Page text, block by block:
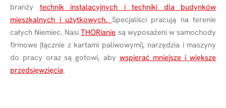
branży technik instalacyjnych i techniki dla budynków
mieszkalnych i użytkowych. Specjaliści pracują na terenie
całych Niemiec. NasiTHORianie są wyposażeni w samochody
firmowe (łącznie z kartami paliwowymi), narzędzia i maszyny
do pracy oraz są gotowi, aby wspierać mniejsze i większe
przedsięwzięcia.